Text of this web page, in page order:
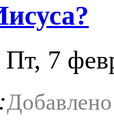
Пт, 7